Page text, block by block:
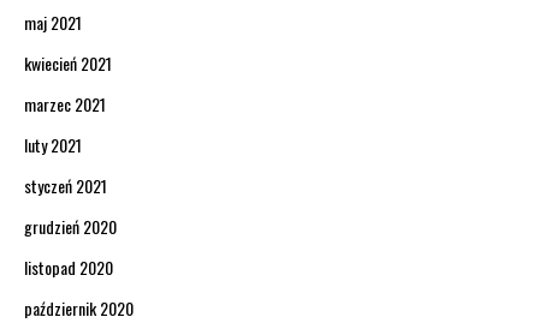
maj 2021
kwiecień 2021
marzec 2021
luty 2021
styczeń 2021
grudzień 2020
listopad 2020
październik 2020